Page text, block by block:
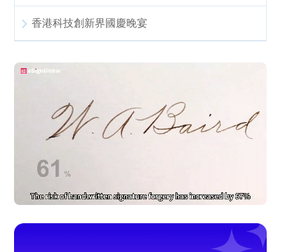
香港科技創新界國慶晚宴